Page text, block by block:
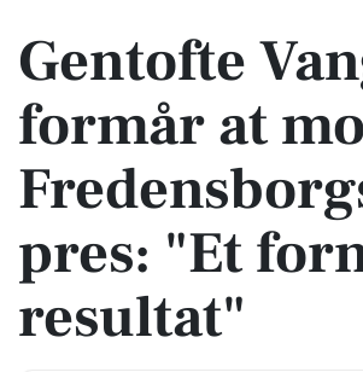
Gentofte
formår at
pres: "Et
resultat"